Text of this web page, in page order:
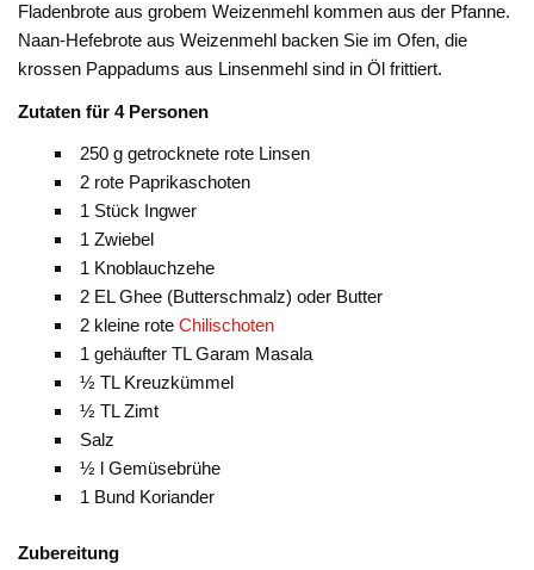
Fladenbrote aus grobem Weizenmehl kommen aus der Pfanne.
Naan-Hefebrote aus Weizenmehl backen Sie im Ofen, die
krossen Pappadums aus Linsenmehl sind in Öl frittiert.
Zutaten für 4 Personen
250 g getrocknete rote Linsen
2 rote Paprikaschoten
1 Stück Ingwer
1 Zwiebel
1 Knoblauchzehe
2 EL Ghee (Butterschmalz) oder Butter
2 kleine rote Chilischoten
1 gehäufter TL Garam Masala
½ TL Kreuzkümmel
½ TL Zimt
Salz
½ l Gemüsebrühe
1 Bund Koriander
Zubereitung